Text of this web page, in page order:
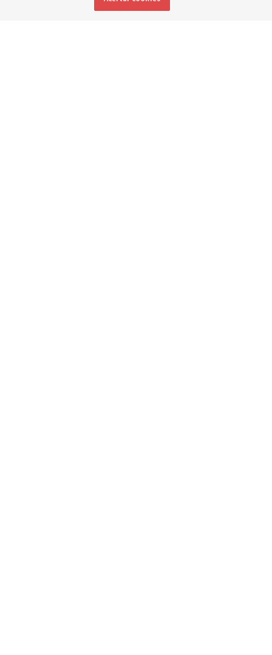
6 agosto 2026, 6:59 p.m. MDT